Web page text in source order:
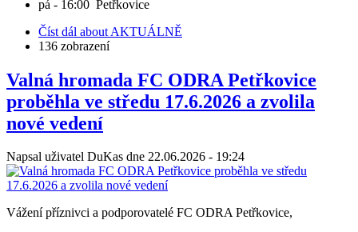
pá - 16:00 Petřkovice
Číst dál about AKTUÁLNĚ
136 zobrazení
Valná hromada FC ODRA Petřkovice
proběhla ve středu 17.6.2026 a zvolila
nové vedení
Napsal uživatel DuKas dne 22.06.2026 - 19:24
Vážení příznivci a podporovatelé FC ODRA Petřkovice,